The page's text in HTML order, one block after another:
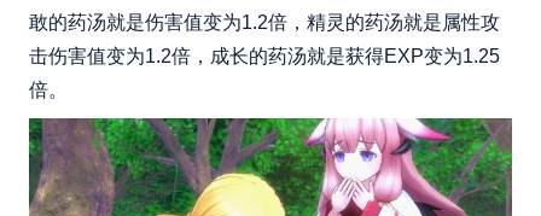
敢的药汤就是伤害值变为1.2倍，精灵的药汤就是属性攻
击伤害值变为1.2倍，成长的药汤就是获得EXP变为1.25
倍。